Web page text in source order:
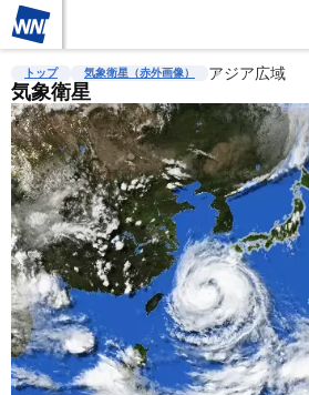
雨雲レーダー 台風情報 地震情報
トップ 気象衛星（赤外画像） アジア広域
気象衛星